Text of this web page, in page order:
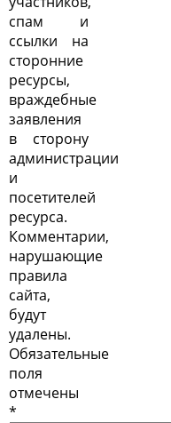
спам и
ссылки на
сторонние
ресурсы,
враждебные
заявления
в сторону
администрации
и
посетителей
ресурса.
Комментарии,
нарушающие
правила
сайта,
будут
удалены.
Обязательные
поля
отмечены
*